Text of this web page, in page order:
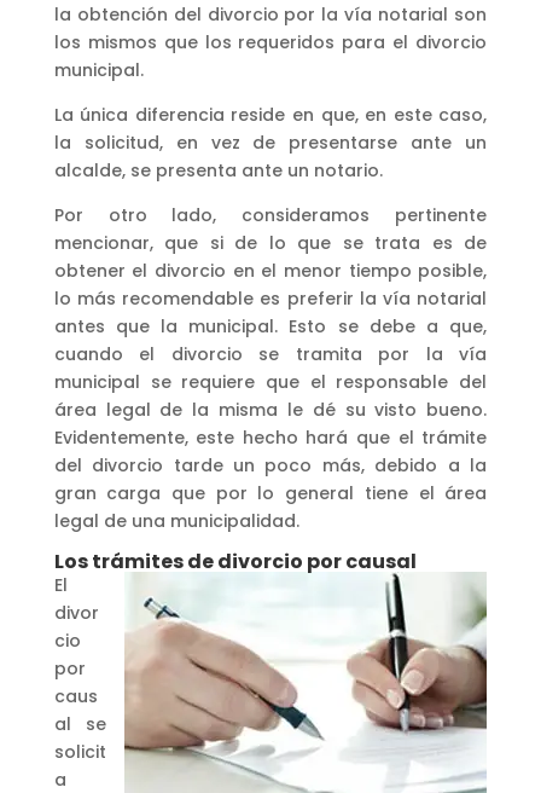
la obtención del divorcio por la vía notarial son
los mismos que los requeridos para el divorcio
municipal.
La única diferencia reside en que, en este caso,
la solicitud, en vez de presentarse ante un
alcalde, se presenta ante un notario.
Por otro lado, consideramos pertinente
mencionar, que si de lo que se trata es de
obtener el divorcio en el menor tiempo posible,
lo más recomendable es preferir la vía notarial
antes que la municipal. Esto se debe a que,
cuando el divorcio se tramita por la vía
municipal se requiere que el responsable del
área legal de la misma le dé su visto bueno.
Evidentemente, este hecho hará que el trámite
del divorcio tarde un poco más, debido a la
gran carga que por lo general tiene el área
legal de una municipalidad.
Los trámites de divorcio por causal
El
divor
cio
por
caus
al se
solicit
a